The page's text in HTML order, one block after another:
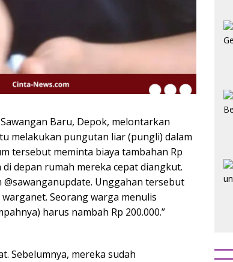
Baru, Depok, melontarkan
melakukan pungutan liar (pungli) dalam
tersebut meminta biaya tambahan Rp
depan rumah mereka cepat diangkut.
Unggahan tersebut
Seorang warga menulis
harus nambah Rp 200.000.”
Sebelumnya, mereka sudah